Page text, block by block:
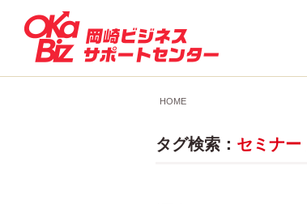
HOME
タグ検索： セミナー